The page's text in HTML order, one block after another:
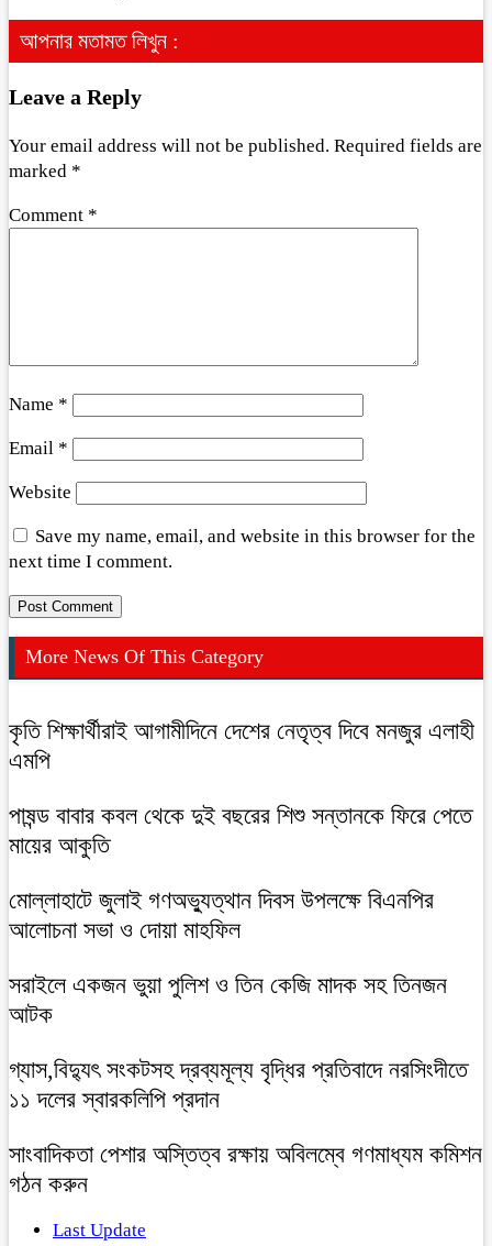
আপনার মতামত লিখুন :
Leave a Reply
Your email address will not be published. Required fields are
marked *
Comment *
Name *
Email *
Website
Save my name, email, and website in this browser for the
next time I comment.
More News Of This Category
কৃতি শিক্ষার্থীরাই আগামীদিনে দেশের নেতৃত্ব দিবে মনজুর এলাহী
এমপি
পাষন্ড বাবার কবল থেকে দুই বছরের শিশু সন্তানকে ফিরে পেতে
মায়ের আকুতি
মোল্লাহাটে জুলাই গণঅভ্যুত্থান দিবস উপলক্ষে বিএনপির
আলোচনা সভা ও দোয়া মাহফিল
সরাইলে একজন ভুয়া পুলিশ ও তিন কেজি মাদক সহ তিনজন
আটক
গ্যাস,বিদ্যুৎ সংকটসহ দ্রব্যমূল্য বৃদ্ধির প্রতিবাদে নরসিংদীতে
১১ দলের স্বারকলিপি প্রদান
সাংবাদিকতা পেশার অস্তিত্ব রক্ষায় অবিলম্বে গণমাধ্যম কমিশন
গঠন করুন
Last Update